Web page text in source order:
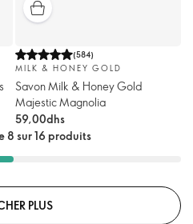
(584)
MILK & HONEY GOLD
Savon Milk & Honey Gold
Majestic Magnolia
59,00dhs
8 sur 16 produits
PLUS